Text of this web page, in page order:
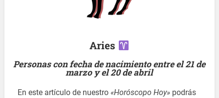
Aries
Personas con fecha de nacimiento entre el 21 de
marzo y el 20 de abril
En este artículo de nuestro «Horóscopo Hoy» podrás